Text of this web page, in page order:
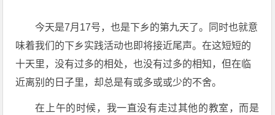
今天是7月17号，也是下乡的第九天了。同时也就意
味着我们的下乡实践活动也即将接近尾声。在这短短的
十天里，没有过多的相处，也没有过多的相知，但在临
近离别的日子里，却总是有或多或或少的不舍。
在上午的时候，我一直没有走过其他的教室，而是